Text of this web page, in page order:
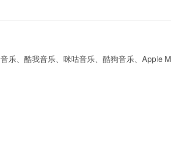
音乐、酷我音乐、咪咕音乐、酷狗音乐、Apple